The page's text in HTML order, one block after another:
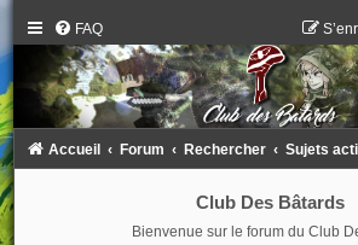
FAQ
Accueil Forum Rechercher Sujets
Club Des Bâtards
Bienvenue sur le forum du Club